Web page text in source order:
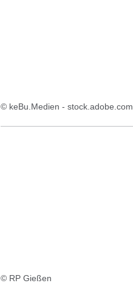
© keBu.Medien - stock.adobe.com
© RP Gießen